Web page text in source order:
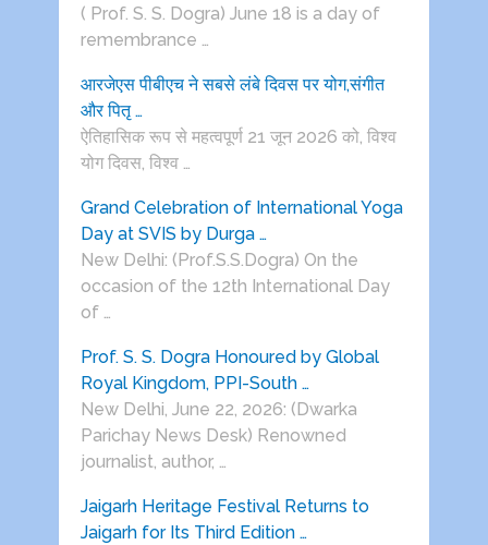
( Prof. S. S. Dogra) June 18 is a day of
remembrance …
आरजेएस पीबीएच ने सबसे लंबे दिवस पर योग,संगीत
और पितृ …
ऐतिहासिक रूप से महत्वपूर्ण 21 जून 2026 को, विश्व
योग दिवस, विश्व …
Grand Celebration of International Yoga
Day at SVIS by Durga …
New Delhi: (Prof.S.S.Dogra) On the
occasion of the 12th International Day
of …
Prof. S. S. Dogra Honoured by Global
Royal Kingdom, PPI-South …
New Delhi, June 22, 2026: (Dwarka
Parichay News Desk) Renowned
journalist, author, …
Jaigarh Heritage Festival Returns to
Jaigarh for Its Third Edition …